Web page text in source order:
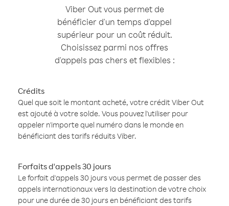
Viber Out vous permet de
bénéficier d'un temps d'appel
supérieur pour un coût réduit.
Choisissez parmi nos offres
d'appels pas chers et flexibles :
Crédits
Quel que soit le montant acheté, votre crédit Viber Out
est ajouté à votre solde. Vous pouvez l'utiliser pour
appeler n'importe quel numéro dans le monde en
bénéficiant des tarifs réduits Viber.
Forfaits d'appels 30 jours
Le forfait d'appels 30 jours vous permet de passer des
appels internationaux vers la destination de votre choix
pour une durée de 30 jours en bénéficiant des tarifs